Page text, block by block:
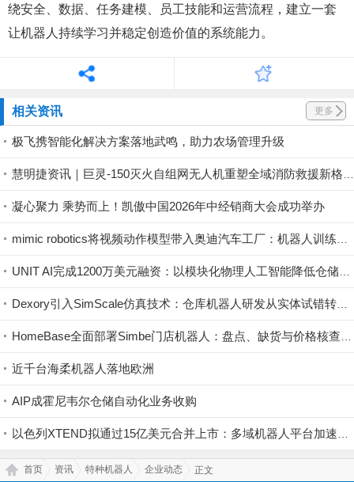
绕安全、数据、任务建模、员工技能和运营流程，建立一套
让机器人持续学习并稳定创造价值的系统能力。
相关资讯 更多
极飞携智能化解决方案落地武鸣，助力农场管理升级
慧明捷资讯｜巨灵-150灭火自组网无人机重塑全域消防救援新格局，硬核空中救险！
凝心聚力 乘势而上！凯傲中国2026年中经销商大会成功举办
mimic robotics将视频动作模型带入奥迪汽车工厂：机器人训练开始直接利用视觉示范
UNIT AI完成1200万美元融资：以模块化物理人工智能降低仓储自动化门槛
Dexory引入SimScale仿真技术：仓库机器人研发从实体试错转向云端验证
HomeBase全面部署Simbe门店机器人：盘点、缺货与价格核查实现持续数字化
近千台海柔机器人落地欧洲
AIP成霍尼韦尔仓储自动化业务收购
以色列XTEND拟通过15亿美元合并上市：多域机器人平台加速规模化
首页 资讯 特种机器人 企业动态 正文